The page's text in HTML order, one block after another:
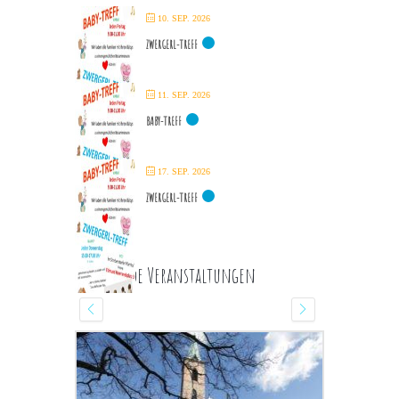
10. SEP. 2026
ZWERGERL-TREFF
11. SEP. 2026
BABY-TREFF
17. SEP. 2026
ZWERGERL-TREFF
Kommende Veranstaltungen